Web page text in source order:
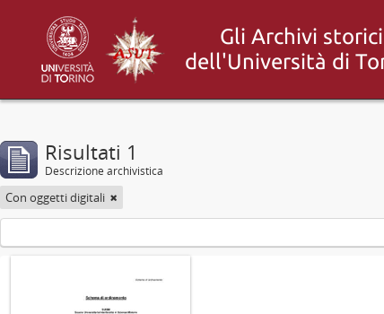
Risultati 1
Descrizione archivistica
Con oggetti digitali